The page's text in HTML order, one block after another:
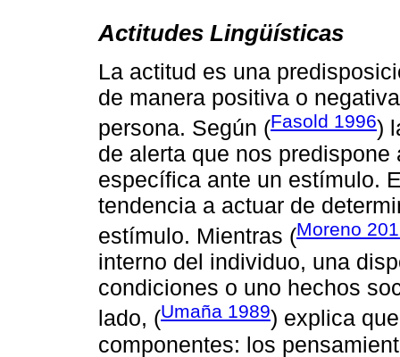
Actitudes Lingüísticas
La actitud es una
de manera positiva o
persona. Según (Fasold 1996)
de alerta que nos
específica ante un estímulo.
tendencia a actuar de
estímulo. Mientras (Moreno
interno del individuo, una
condiciones o uno hechos
lado, (Umaña 1989) explica
componentes: los